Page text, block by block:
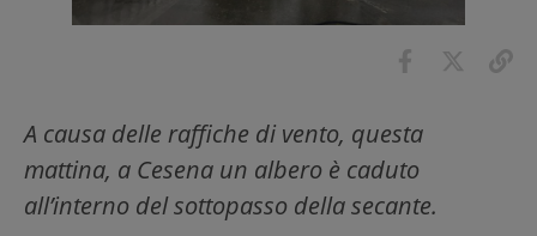
A causa delle raffiche di vento, questa
mattina, a Cesena un albero è caduto
all’interno del sottopasso della secante.